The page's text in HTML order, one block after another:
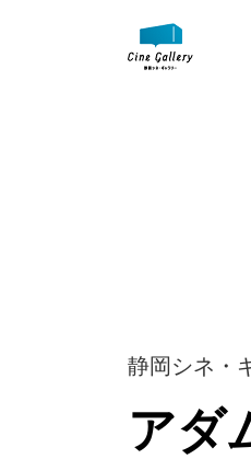
静岡シネ・
アダ